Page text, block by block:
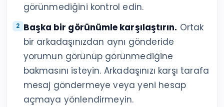
görünmediğini kontrol edin.
Başka bir görünümle karşılaştırın. Ortak
bir arkadaşınızdan aynı gönderide
yorumun görünüp görünmediğine
bakmasını isteyin. Arkadaşınızı karşı tarafa
mesaj göndermeye veya yeni hesap
açmaya yönlendirmeyin.